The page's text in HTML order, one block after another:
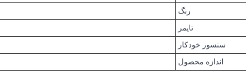
رنگ
تایمر
سنسور خودکار
اندازه محصول